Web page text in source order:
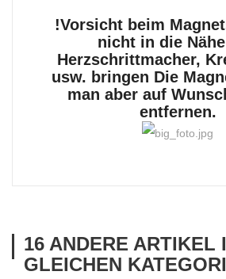
!Vorsicht beim
nicht in die
Herzschrittmacher,
usw. bringen Die
man aber auf
entfernen.
16 ANDERE ARTIKEL
GLEICHEN